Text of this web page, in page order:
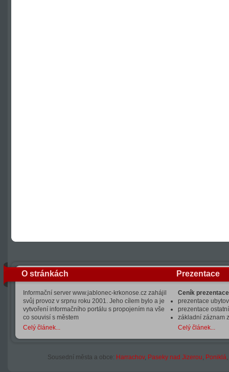
O stránkách
Informační server www.jablonec-krkonose.cz zahájil
svůj provoz v srpnu roku 2001. Jeho cílem bylo a je
vytvoření informačního portálu s propojením na vše
co souvisí s městem
Celý článek...
Prezentace
Ceník
prezentace
prezentace
základní záznam
Celý článek...
Sousední města a obce: Harrachov, Paseky nad Jizerou, Poniklá,